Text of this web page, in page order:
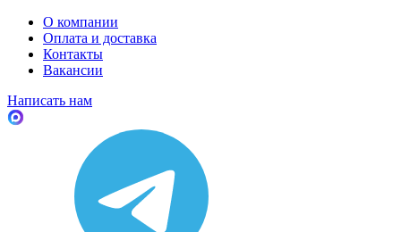
О компании
Оплата и доставка
Контакты
Вакансии
Написать нам